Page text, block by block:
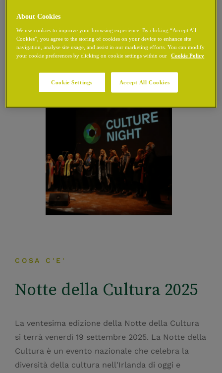
COSA C'E'
Notte della Cultura 2025
La ventesima edizione della Notte della Cultura
si terrà venerdì 19 settembre 2025. La Notte della
Cultura è un evento nazionale che celebra la
diversità della cultura nell'Irlanda di oggi e
About Cookies
We use cookies to improve your browsing experience. By clicking “Accept All
Cookies”, you agree to the storing of cookies on your device to enhance site
navigation, analyse site usage, and assist in our marketing efforts. You can modify
your cookie preferences by clicking on cookie settings within our
Cookie Policy
Cookie Settings Accept All Cookies